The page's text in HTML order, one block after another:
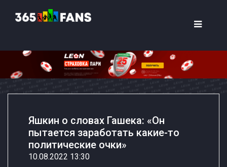
Яшкин о словах Гашека: «Он
пытается заработать какие-то
политические очки»
10.08.2022 13:30